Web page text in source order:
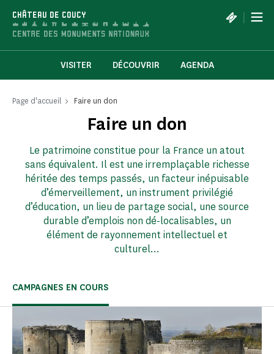
CHÂTEAU DE COUCY |
VISITER DÉCOUVRIR AGENDA
Page d'accueil Faire un don
Faire un don
Le patrimoine constitue pour la France un atout
sans équivalent. Il est une irremplaçable richesse
héritée des temps passés, un facteur inépuisable
d’émerveillement, un instrument privilégié
d’éducation, un lieu de partage social, une source
durable d’emplois non dé-localisables, un
élément de rayonnement intellectuel et
culturel…
CAMPAGNES EN COURS